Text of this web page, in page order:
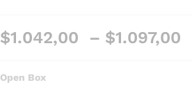
$1.042,00 – $1.097,00
Open Box